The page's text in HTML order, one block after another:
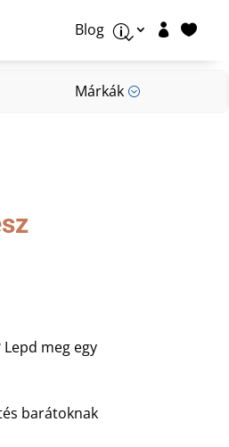
Blog p  
Márkák ;
Márkák;
meg egy
barátoknak